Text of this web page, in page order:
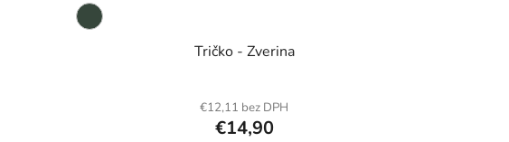
Tričko - Zverina
€12,11 bez DPH
€14,90